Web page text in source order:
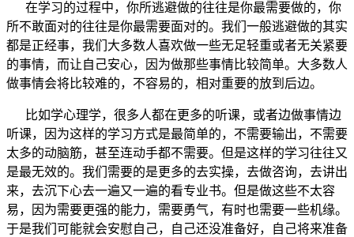
在学习的过程中，你所逃避做的往往是你最需要做的，你
所不敢面对的往往是你最需要面对的。我们一般逃避做的其实
都是正经事，我们大多数人喜欢做一些无足轻重或者无关紧要
的事情，而让自己安心，因为做那些事情比较简单。大多数人
做事情会将比较难的，不容易的，相对重要的放到后边。
比如学心理学，很多人都在更多的听课，或者边做事情边
听课，因为这样的学习方式是最简单的，不需要输出，不需要
太多的动脑筋，甚至连动手都不需要。但是这样的学习往往又
是最无效的。我们需要的是更多的去实操，去做咨询，去讲出
来，去沉下心去一遍又一遍的看专业书。但是做这些不太容
易，因为需要更强的能力，需要勇气，有时也需要一些机缘。
于是我们可能就会安慰自己，自己还没准备好，自己将来准备